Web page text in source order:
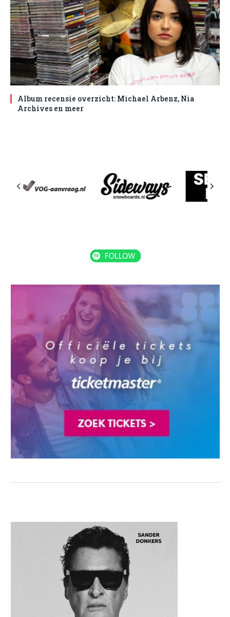
Album recensie overzicht: Michael Arbenz, Nia
Archives en meer